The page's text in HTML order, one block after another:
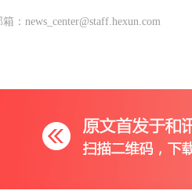
：news_center@staff.hexun.com